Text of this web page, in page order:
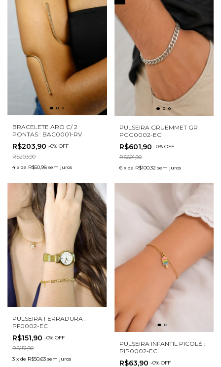
BRACELETE ARO C/ 2
PONTAS : BAC0001-RV
R$203,90 -0% OFF
R$203,90
4 x de R$50,98 sem juros
PULSEIRA GRUEMMET GR :
PGG0002-EC
R$601,90 -0% OFF
R$601,90
6 x de R$100,32 sem juros
PULSEIRA FERRADURA :
PF0002-EC
R$151,90 -0% OFF
R$151,90
3 x de R$50,63 sem juros
PULSEIRA INFANTIL PICOLÉ :
PIP0002-EC
R$63,90 -0% OFF